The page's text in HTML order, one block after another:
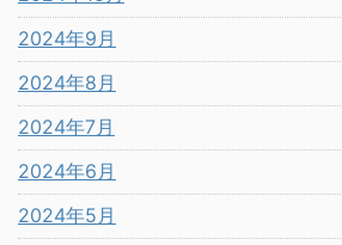
2024年9月
2024年8月
2024年7月
2024年6月
2024年5月